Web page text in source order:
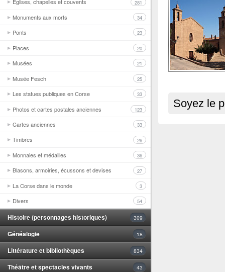
Eglises, chapelles et couvents 281
Monuments aux morts 34
Ponts 23
Places 20
Musées 21
Musée Fesch 25
Les statues publiques en Corse 33
Photos et cartes postales anciennes 123
Cartes anciennes 33
Timbres 26
Monnaies et médailles 36
Blasons, armoiries, écussons et devises 27
La Corse dans le monde 3
Divers 54
Histoire (personnages historiques) 309
Généalogie 18
Littérature et bibliothèques 834
Théâtre et spectacles vivants 43
Soyez le